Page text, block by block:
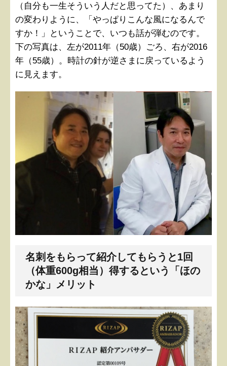
（自分も一生そういう人だと思ってた）、あまり
の変わりように、「やっぱりこんな風になるんで
すか！」ということで、いつも話が弾むのです。
下の写真は、左が2011年（50歳）ごろ、右が2016
年（55歳）。時計の針が逆さまに戻っているよう
に見えます。
名刺をもらって紹介してもらうと1回
（体重600g相当）得するという「ほの
かな」メリット